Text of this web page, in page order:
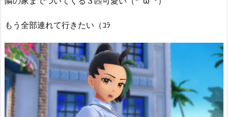
もう全部連れて行きたい（ｺﾗ